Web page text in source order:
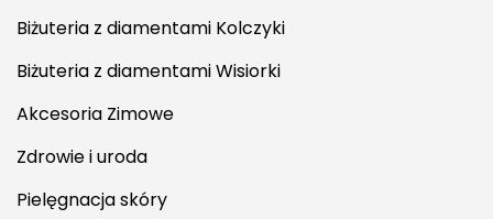
Biżuteria z diamentami Kolczyki
Biżuteria z diamentami Wisiorki
Akcesoria Zimowe
Zdrowie i uroda
Pielęgnacja skóry